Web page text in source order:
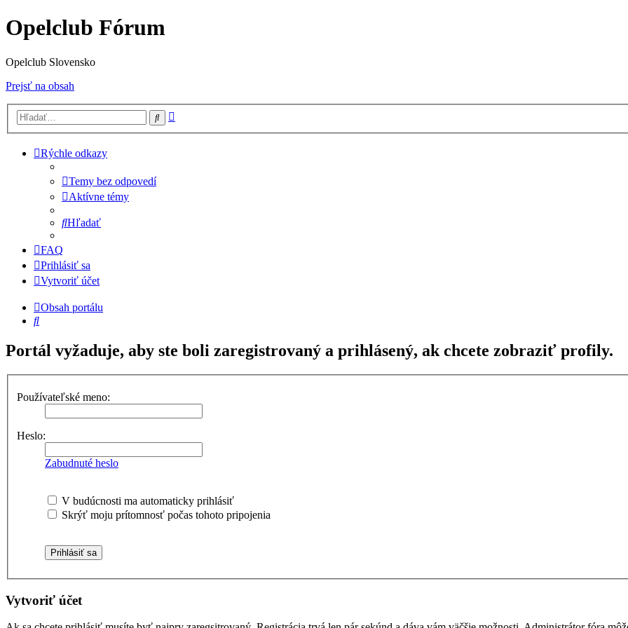
Opelclub Fórum
Opelclub Slovensko
Prejsť na obsah
Hľadať
Rýchle odkazy
Temy bez odpovedí
Aktívne témy
Hľadať
FAQ
Prihlásiť sa
Vytvoriť účet
Obsah portálu
Hľadať
Portál vyžaduje, aby ste boli zaregistrovaný a prihlásený, ak chcete zobraziť profily.
Používateľské meno:
Heslo:
Zabudnuté heslo
V budúcnosti ma automaticky prihlásiť
Skrýť moju prítomnosť počas tohoto pripojenia
Vytvoriť účet